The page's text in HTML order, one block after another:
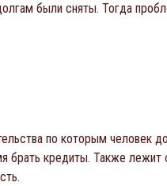
были сняты. Тогда
по которым человек
кредиты. Также лежит